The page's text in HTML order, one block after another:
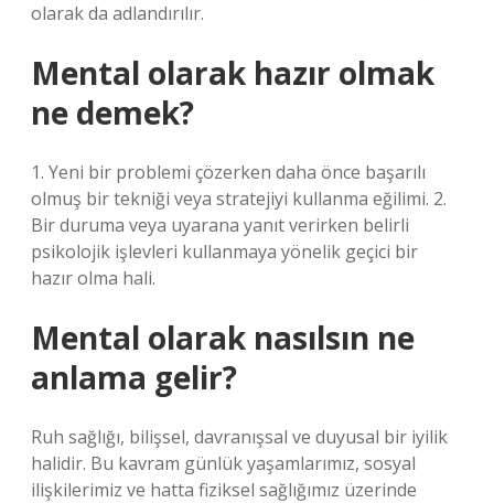
olarak da adlandırılır.
Mental olarak hazır olmak
ne demek?
1. Yeni bir problemi çözerken daha önce başarılı
olmuş bir tekniği veya stratejiyi kullanma eğilimi. 2.
Bir duruma veya uyarana yanıt verirken belirli
psikolojik işlevleri kullanmaya yönelik geçici bir
hazır olma hali.
Mental olarak nasılsın ne
anlama gelir?
Ruh sağlığı, bilişsel, davranışsal ve duyusal bir iyilik
halidir. Bu kavram günlük yaşamlarımız, sosyal
ilişkilerimiz ve hatta fiziksel sağlığımız üzerinde